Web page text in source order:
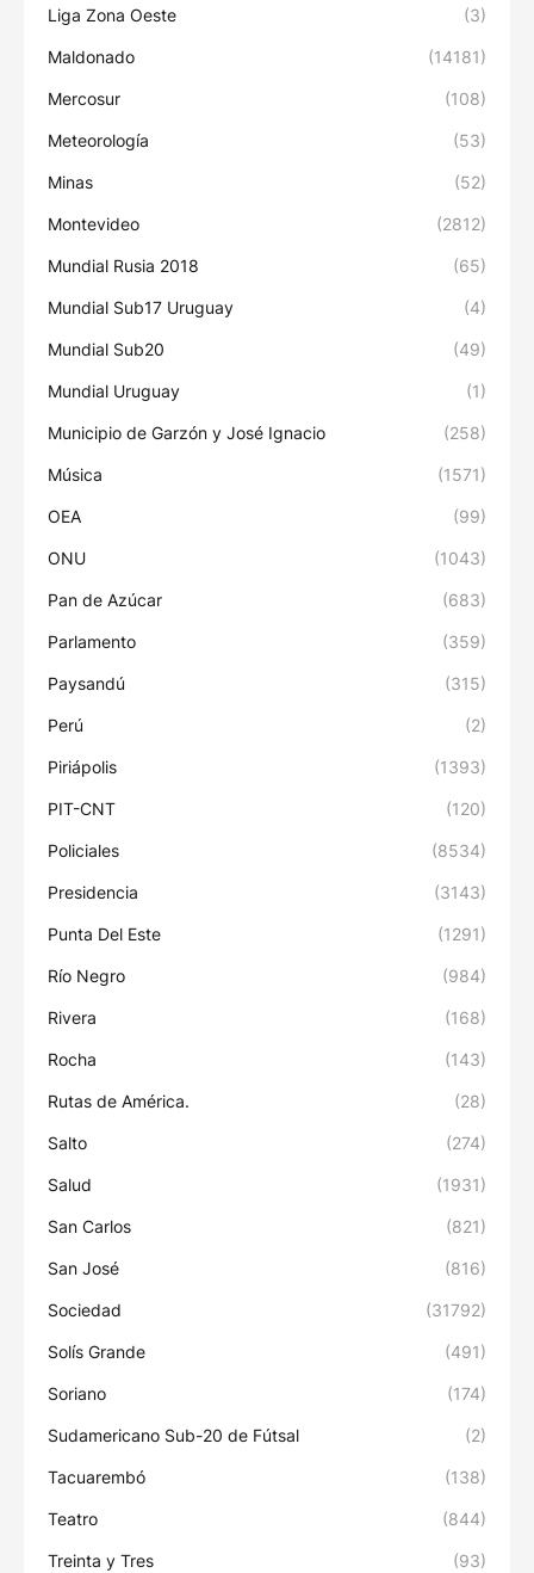
Liga Zona Oeste (3)
Maldonado (14181)
Mercosur (108)
Meteorología (53)
Minas (52)
Montevideo (2812)
Mundial Rusia 2018 (65)
Mundial Sub17 Uruguay (4)
Mundial Sub20 (49)
Mundial Uruguay (1)
Municipio de Garzón y José Ignacio (258)
Música (1571)
OEA (99)
ONU (1043)
Pan de Azúcar (683)
Parlamento (359)
Paysandú (315)
Perú (2)
Piriápolis (1393)
PIT-CNT (120)
Policiales (8534)
Presidencia (3143)
Punta Del Este (1291)
Río Negro (984)
Rivera (168)
Rocha (143)
Rutas de América. (28)
Salto (274)
Salud (1931)
San Carlos (821)
San José (816)
Sociedad (31792)
Solís Grande (491)
Soriano (174)
Sudamericano Sub-20 de Fútsal (2)
Tacuarembó (138)
Teatro (844)
Treinta y Tres (93)